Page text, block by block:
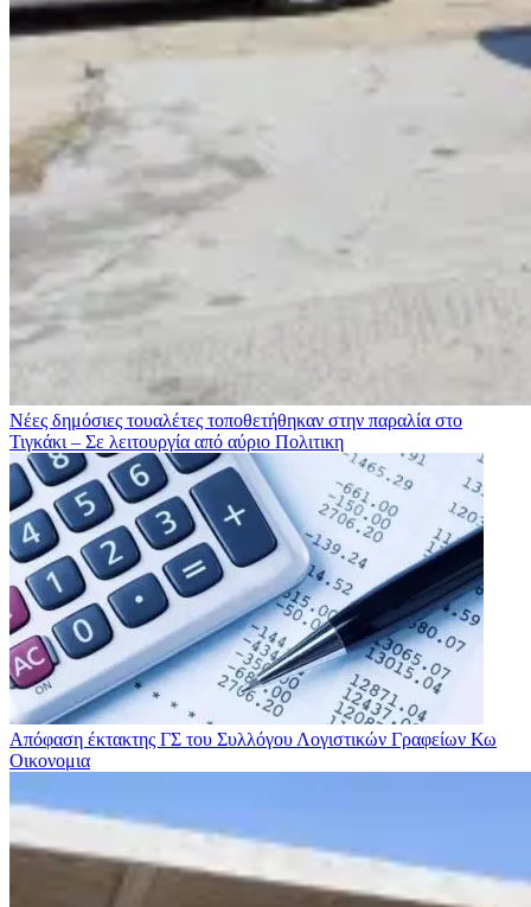
Νέες δημόσιες τουαλέτες τοποθετήθηκαν στην παραλία στο
Τιγκάκι – Σε λειτουργία από αύριο Πολιτικη
Απόφαση έκτακτης ΓΣ του Συλλόγου Λογιστικών Γραφείων Κω
Οικονομια